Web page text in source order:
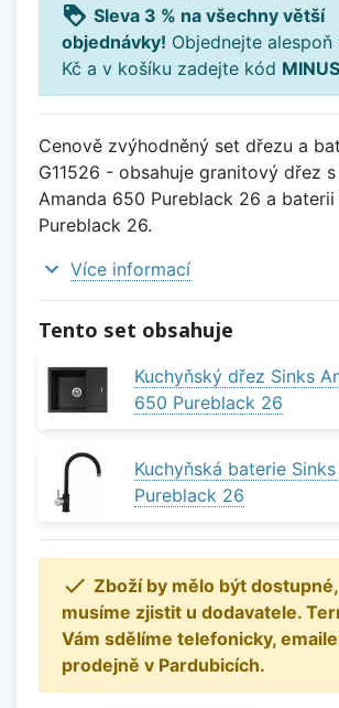
loyalty Sleva 3 % na všechny větší
objednávky! Objednejte
Kč a v košíku zadejte kód
Cenově zvýhodněný set dřezu a
G11526 - obsahuje granitový dřez
Amanda 650 Pureblack 26 a baterii
Pureblack 26.
expand_more Více informací
Tento set obsahuje
Kuchyňský dřez Sinks
650 Pureblack 26
Kuchyňská baterie
Pureblack 26
 Zboží by mělo být
musíme zjistit u dodavatele.
Vám sdělíme telefonicky,
prodejně v Pardubicích.